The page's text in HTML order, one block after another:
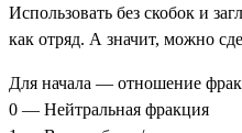
Использовать без скобок и
как отряд. А значит, можно
Для начала — отношение
0 — Нейтральная фракция